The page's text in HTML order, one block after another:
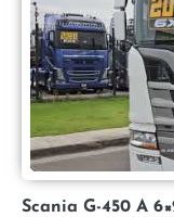
Scania G-450 A